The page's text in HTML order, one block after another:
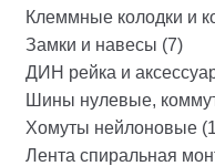
Клеммные колодки и
Замки и навесы (7)
ДИН рейка и
Шины нулевые,
Хомуты нейлоновые
Лента спиральная